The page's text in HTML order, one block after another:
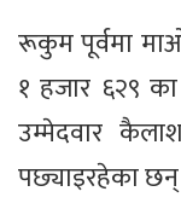
रूकुम पूर्वमा
१ हजार ६२९
उम्मेदवार
पछ्याइरहेका छन्